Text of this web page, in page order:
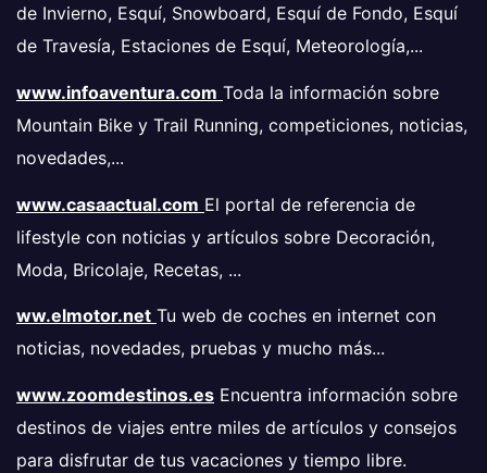
de Invierno, Esquí, Snowboard, Esquí de Fondo, Esquí
de Travesía, Estaciones de Esquí, Meteorología,...
www.infoaventura.com Toda la información sobre
Mountain Bike y Trail Running, competiciones, noticias,
novedades,...
www.casaactual.com El portal de referencia de
lifestyle con noticias y artículos sobre Decoración,
Moda, Bricolaje, Recetas, ...
ww.elmotor.net Tu web de coches en internet con
noticias, novedades, pruebas y mucho más...
www.zoomdestinos.es Encuentra información sobre
destinos de viajes entre miles de artículos y consejos
para disfrutar de tus vacaciones y tiempo libre.